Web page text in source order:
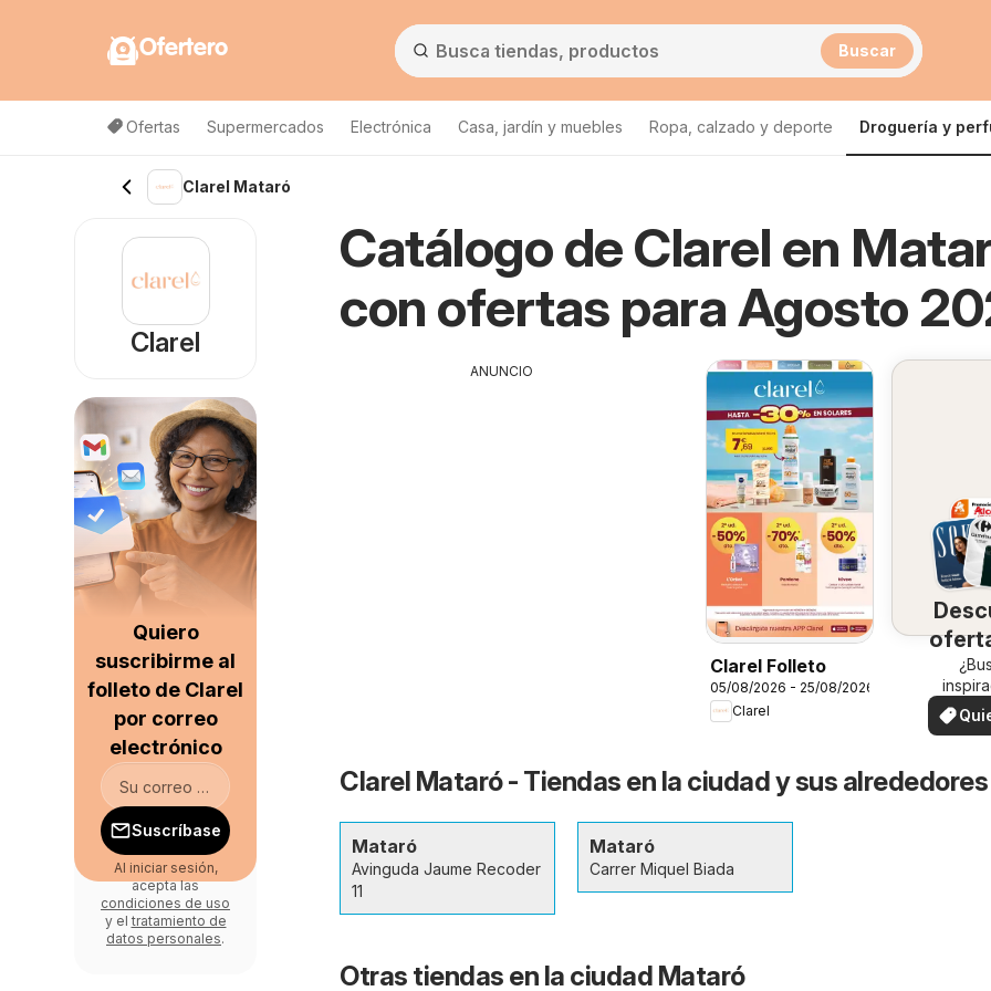
Ofertero Buscar
Ofertas Supermercados Electrónica Casa, jardín y muebles Ropa, calzado y deporte Droguería y
Clarel Mataró
Catálogo de Clarel en
con ofertas para Agosto
ANUNCIO
Clarel Folleto
05/08/2026 - 25/08/2026
Clarel
su
¡Vea
en su
ver
Clarel Mataró - Tiendas en la ciudad y sus alrededores
Mataró
Avinguda Jaume Recoder
11
Mataró
Carrer Miquel Biada
Otras tiendas en la ciudad Mataró
Clarel
Quiero
suscribirme al
folleto de Clarel
por correo
electrónico
Suscríbase
Al iniciar sesión,
acepta las
condiciones de uso
y el tratamiento de
datos personales.